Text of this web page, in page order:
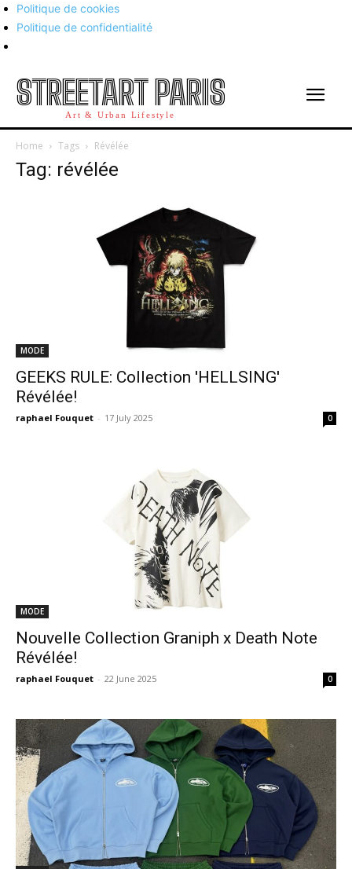
Politique de cookies
Politique de confidentialité
STREETART PARIS
Art & Urban Lifestyle
Home Tags Révélée
Tag: révélée
MODE
GEEKS RULE: Collection 'HELLSING'
Révélée!
raphael Fouquet - 17 July 2025 0
MODE
Nouvelle Collection Graniph x Death Note
Révélée!
raphael Fouquet - 22 June 2025 0